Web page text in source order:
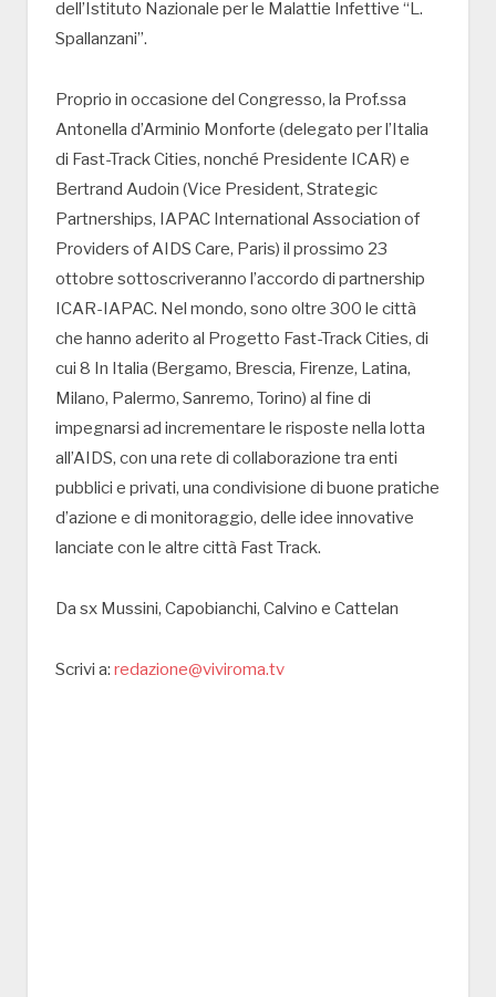
dell’Istituto Nazionale per le Malattie Infettive “L.
Spallanzani”.
Proprio in occasione del Congresso, la Prof.ssa
Antonella d’Arminio Monforte (delegato per l’Italia
di Fast-Track Cities, nonché Presidente ICAR) e
Bertrand Audoin (Vice President, Strategic
Partnerships, IAPAC International Association of
Providers of AIDS Care, Paris) il prossimo 23
ottobre sottoscriveranno l’accordo di partnership
ICAR-IAPAC. Nel mondo, sono oltre 300 le città
che hanno aderito al Progetto Fast-Track Cities, di
cui 8 In Italia (Bergamo, Brescia, Firenze, Latina,
Milano, Palermo, Sanremo, Torino) al fine di
impegnarsi ad incrementare le risposte nella lotta
all’AIDS, con una rete di collaborazione tra enti
pubblici e privati, una condivisione di buone pratiche
d’azione e di monitoraggio, delle idee innovative
lanciate con le altre città Fast Track.
Da sx Mussini, Capobianchi, Calvino e Cattelan
Scrivi a: redazione@viviroma.tv